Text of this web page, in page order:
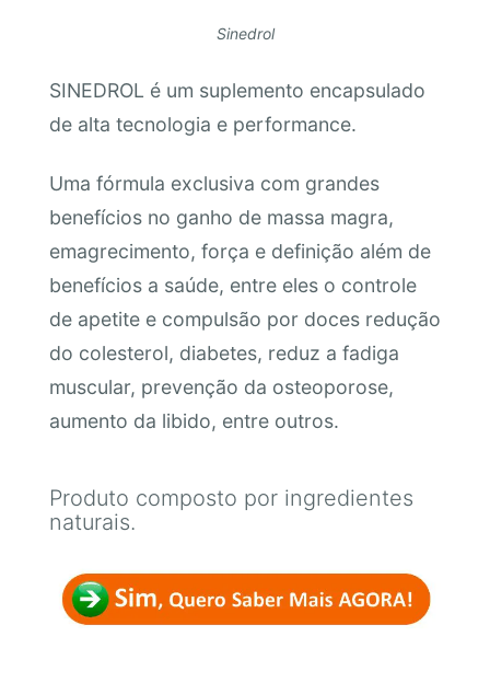
Sinedrol
SINEDROL é um suplemento encapsulado
de alta tecnologia e performance.
Uma fórmula exclusiva com grandes
benefícios no ganho de massa magra,
emagrecimento, força e definição além de
benefícios a saúde, entre eles o controle
de apetite e compulsão por doces redução
do colesterol, diabetes, reduz a fadiga
muscular, prevenção da osteoporose,
aumento da libido, entre outros.
Produto composto por ingredientes
naturais.